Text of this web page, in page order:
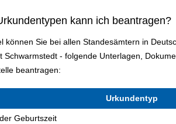
kann ich beantragen?
können Sie bei allen Standesämtern in
Schwarmstedt - folgende Unterlagen,
beantragen:
Urkundentyp
Geburtszeit